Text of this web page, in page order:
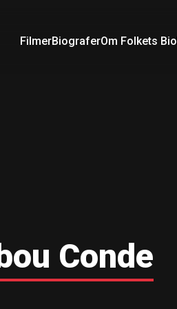
FilmerBiograferOm Folkets Bio
Conde